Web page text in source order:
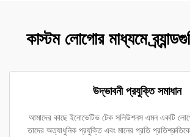
কাস্টম লোগোর মাধ্যমে
উদ্ভাবনী প্রযুক্তি সমাধান
আমাদের কাছে ইনোভেটিভ টেক সলিউশনস এমন একটি
তাদের অত্যাধুনিক প্রযুক্তি এবং মানের প্রতি